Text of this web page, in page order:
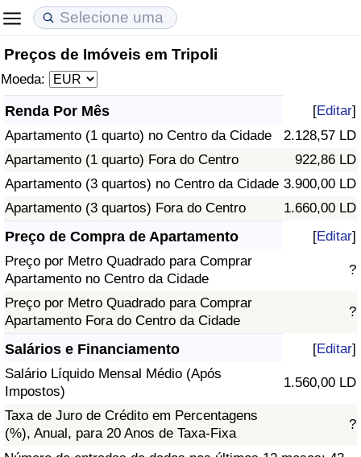
Preços de Imóveis em Tripoli
Moeda:
Renda Por Mês [Editar]
Apartamento (1 quarto) no Centro da Cidade
2.128,57 LD
Apartamento (1 quarto) Fora do Centro
922,86 LD
Apartamento (3 quartos) no Centro da Cidade 3.900,00 LD
Apartamento (3 quartos) Fora do Centro
1.660,00 LD
Preço de Compra de Apartamento [Editar]
Preço por Metro Quadrado para Comprar
Apartamento no Centro da Cidade
?
Preço por Metro Quadrado para Comprar
Apartamento Fora do Centro da Cidade
?
Salários e Financiamento [Editar]
Salário Líquido Mensal Médio (Após
Impostos)
1.560,00 LD
Taxa de Juro de Crédito em Percentagens
(%), Anual, para 20 Anos de Taxa-Fixa
?
Custo de Vida
Indicador de Custo de Vida (Atual)
Indicador de Custo de Vida
Indicador de Custo de Vida Por País
Preços de Imóveis
Indicador de Preços de Imóveis (Atual)
Indicador de Preços de Imóveis
Indicador de Preços de Imóveis por País
Qualidade de Vida
Indicador de Qualidade de Vida
Indicador de Qualidade de Vida (Atual)
Índice de qualidade de vida por país
Taxa do Indicador de Crime (Atual)
Indicador de Crime
Índice de criminalidade por país
Saúde
Indicador de Saúde (Atual)